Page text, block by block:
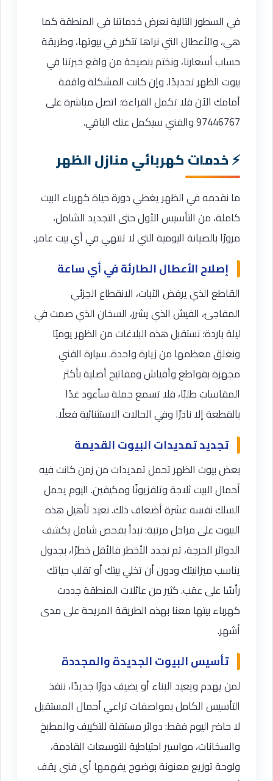
في السطور التالية نعرض خدماتنا في المنطقة كما
هي، والأعطال التي نراها تتكرر في بيوتها، وطريقة
حساب أسعارنا، ونختم بنصيحة من واقع خبرتنا في
بيوت الظهر تحديدًا. وإن كانت المشكلة واقفة
أمامك الآن فلا تكمل القراءة؛ اتصل مباشرة على
97446767 والفني سيكمل عنك الباقي.
خدمات كهربائي منازل الظهر
ما نقدمه في الظهر يغطي دورة حياة كهرباء البيت
كاملة، من التأسيس الأول حتى التجديد الشامل،
مرورًا بالصيانة اليومية التي لا تنتهي في أي بيت عامر.
إصلاح الأعطال الطارئة في أي ساعة
القاطع الذي يرفض الثبات، الانقطاع الجزئي
المفاجئ، الفيش الذي يشرر، السخان الذي صمت في
ليلة باردة؛ نستقبل هذه البلاغات من الظهر يوميًا
ونغلق معظمها من زيارة واحدة. سيارة الفني
مجهزة بقواطع وأفياش ومفاتيح أصلية بأكثر
المقاسات طلبًا، فلا تسمع جملة سأعود غدًا
بالقطعة إلا نادرًا وفي الحالات الاستثنائية فعلًا.
تجديد تمديدات البيوت القديمة
بعض بيوت الظهر تحمل تمديدات من زمن كانت فيه
أحمال البيت ثلاجة وتلفزيونًا ومكيفين. اليوم يحمل
السلك نفسه عشرة أضعاف ذلك. نعيد تأهيل هذه
البيوت على مراحل مرتبة: نبدأ بفحص شامل يكشف
الدوائر الحرجة، ثم نجدد الأخطر فالأقل خطرًا، بجدول
يناسب ميزانيتك ودون أن تخلي بيتك أو تقلب حياتك
رأسًا على عقب. كثير من عائلات المنطقة جددت
كهرباء بيتها معنا بهذه الطريقة المريحة على مدى
أشهر.
تأسيس البيوت الجديدة والمجددة
لمن يهدم ويعيد البناء أو يضيف دورًا جديدًا، ننفذ
التأسيس الكامل بمواصفات تراعي أحمال المستقبل
لا حاضر اليوم فقط: دوائر مستقلة للتكييف والمطبخ
والسخانات، مواسير احتياطية للتوسعات القادمة،
ولوحة توزيع معنونة بوضوح يفهمها أي فني يقف